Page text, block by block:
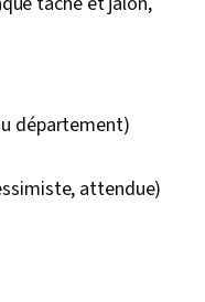
département)
attendue)